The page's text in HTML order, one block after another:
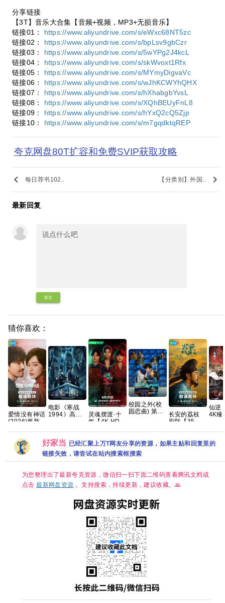
分享链接
【3T】音乐大合集【音频+视频，MP3+无损音乐】
链接01： https://www.aliyundrive.com/s/eWxc68NT5zc
链接02： https://www.aliyundrive.com/s/bpLsv9gbCzr
链接03： https://www.aliyundrive.com/s/5wYPg2J4kcL
链接04： https://www.aliyundrive.com/s/skWvoxt1Rfx
链接05： https://www.aliyundrive.com/s/MYmyDigvaVc
链接06： https://www.aliyundrive.com/s/wJhKCWYhQHX
链接07： https://www.aliyundrive.com/s/hXhabgbYvsL
链接08： https://www.aliyundrive.com/s/XQhBEUyFnL8
链接09： https://www.aliyundrive.com/s/hYxQ2cQ5Zjp
链接10： https://www.aliyundrive.com/s/m7gqdktqREP
夸克网盘80T扩容和免费SVIP获取攻略
keyboard_arrow_left 每日荐书102.. 【分类别】外国.. keyboard_arrow_right
最新回复
提交
猜你喜欢：
爱情没有神话
(2026)更新中
源[0.9GB集]
电影《寒战
1994》高清
灵魂摆渡·十
年‎【4K HDR
5 [于毅 刘智
扬] 【附 灵魂
摆渡1-3季全
系列】夸克
校园之外(校
园恋曲) 第一
中简繁英
长安的荔枝
剧版【35集
佳音、岳云鹏
仙逆
4K臻
好家当 已经汇聚上万T网友分享的资源，如果主贴和回复里的
链接失效，请尝试在站内搜索框搜索
为您整理出了最新夸克资源，微信扫一扫下面二维码查看腾讯文档或
点击最新网盘资源 。支持搜索，持续更新，建议收藏。🙏